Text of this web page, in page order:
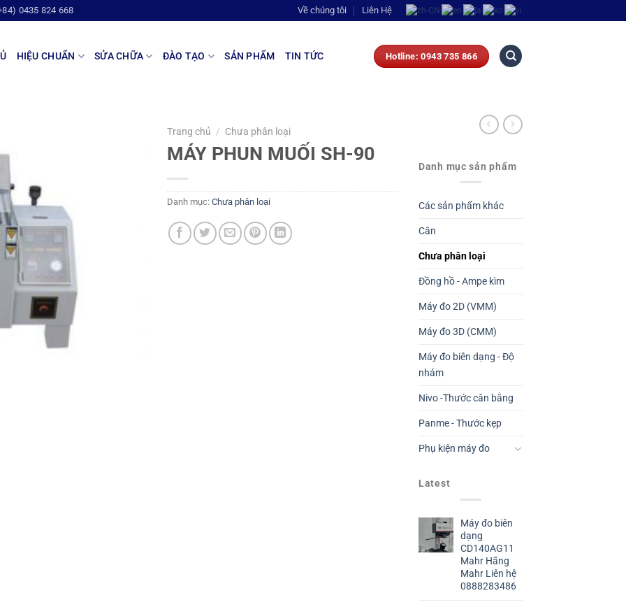
0435 824 668 Về chúng tôi Liên Hệ
HIỆU CHUẨN SỬA CHỮA ĐÀO TẠO SẢN PHẨM TIN TỨC Hotline: 0943 735 866
Trang chủ / Chưa phân loại
MÁY PHUN MUỐI SH-90
Danh mục: Chưa phân loại
Danh mục sản phẩm
Các sản phẩm khác
Cân
Chưa phân loại
Đồng hồ - Ampe kìm
Máy đo 2D (VMM)
Máy đo 3D (CMM)
Máy đo biên dạng - Độ
nhám
Nivo -Thước cân bằng
Panme - Thước kẹp
Phụ kiện máy đo
Latest
Máy đo biên
dạng
CD140AG11
Mahr Hãng
Mahr Liên hệ
0888283486